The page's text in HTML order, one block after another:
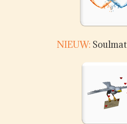
NIEUW: